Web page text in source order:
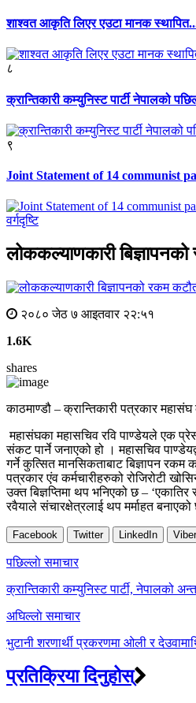
शाश्वत आकृति लिएर एउटा मानक
८
क्रान्तिकारी कम्युनिस्ट पार्टी नेपालको
९
Joint Statement of 14 communist
वर्गदृष्टि
लोककल्याणकारी
२०८० जेठ ७ आइतवार २२:५१
1.6K
shares
काठमाण्डौ – क्रान्तिकारी पत्रकार
महासंघका महासचिव रवि पाण्डेयले एक प्रेस
संकट पार्ने जनाएको हो । महासचिव
गर्ने कुत्सित मानसिकताबाट बिज्ञापन
पत्रकार एंव कर्मचारीहरुको रोजिरोटी
उक्त बिज्ञप्तिमा थप भनिएको छ –
रवैयाले संचारक्षेत्रलाई थप मर्माहत
Facebook Twitter LinkedIn Viber
Post
navigation
पछिल्लाे समाचार
क्रान्तिकारी कम्युनिस्ट पार्टी, नेपालको
अघिल्लाे समाचार
भुटानी शरणार्थी प्रकरणमा ओली र
प्रतिक्रिया दिनुहोस्